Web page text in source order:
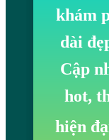
khám
dài
Cập
hot,
hiện